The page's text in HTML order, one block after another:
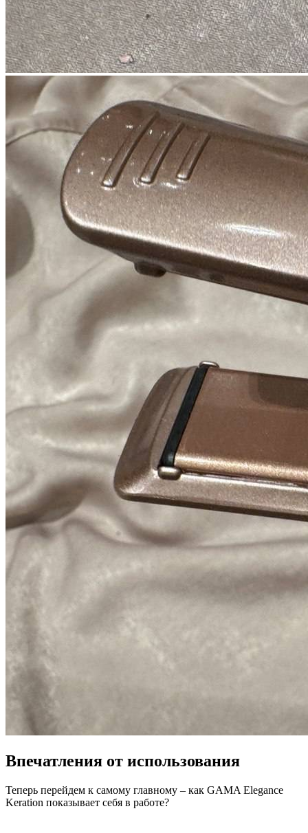
Впечатления от использования
Теперь перейдем к самому главному – как GAMA Elegance
Keration показывает себя в работе?